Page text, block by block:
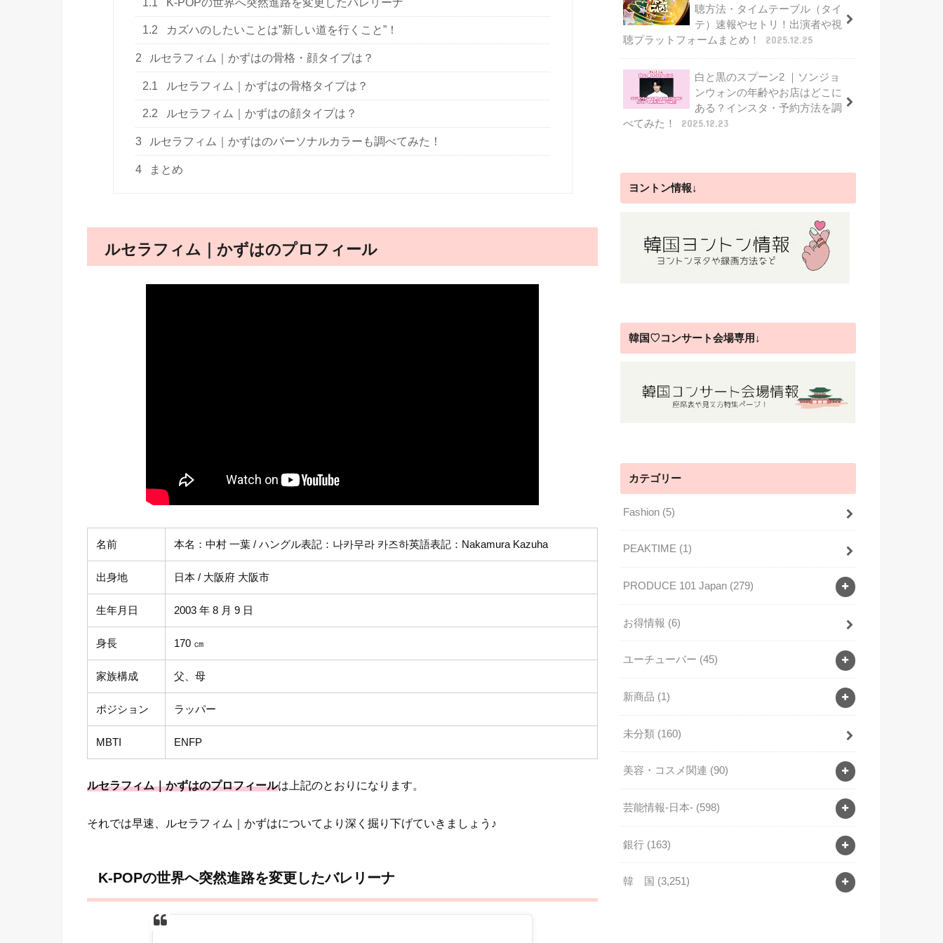
1.2 カズハのしたいことは”新しい道を行くこと”！
2 ルセラフィム｜かずはの骨格・顔タイプは？
2.1 ルセラフィム｜かずはの骨格タイプは？
2.2 ルセラフィム｜かずはの顔タイプは？
3 ルセラフィム｜かずはのパーソナルカラーも調べてみた！
4 まとめ
ルセラフィム｜かずはのプロフィール
名前 本名：中村 一葉 / ハングル表記：나카무라 카즈하英語表記：Nakamura Kazuha
出身地 日本 / 大阪府 大阪市
生年月日 2003 年 8 月 9 日
身長 170 ㎝
家族構成 父、母
ポジション ラッパー
MBTI ENFP
ルセラフィム｜かずはのプロフィールは上記のとおりになります。
それでは早速、ルセラフィム｜かずはについてより深く掘り下げていきましょう♪
K-POPの世界へ突然進路を変更したバレリーナ
聴方法・タイムテーブル（タイ
テ）速報やセトリ！出演者や視
聴プラットフォームまとめ！
2025.12.25
白と黒のスプーン2 ｜ソンジョ
ンウォンの年齢やお店はどこに
ある？インスタ・予約方法を調
べてみた！
2025.12.23
ヨントン情報↓
韓国♡コンサート会場専用↓
カテゴリー
Fashion (5)
PEAKTIME (1)
PRODUCE 101 Japan (279)
お得情報 (6)
ユーチューバー (45)
新商品 (1)
未分類 (160)
美容・コスメ関連 (90)
芸能情報-日本- (598)
銀行 (163)
韓 国 (3,251)